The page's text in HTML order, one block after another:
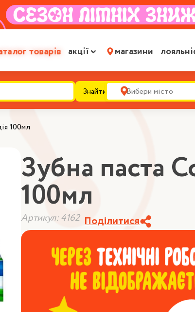
товарів акції магазини
Знайти
100мл
Зубна паста
100мл
Артикул: 4162 Поділитися